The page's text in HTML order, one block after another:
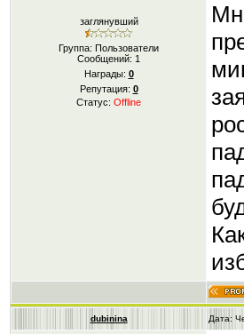
заглянувший
Группа: Пользователи
Сообщений: 1
Награды: 0
Репутация: 0
Статус: Offline
dubinina Дата: